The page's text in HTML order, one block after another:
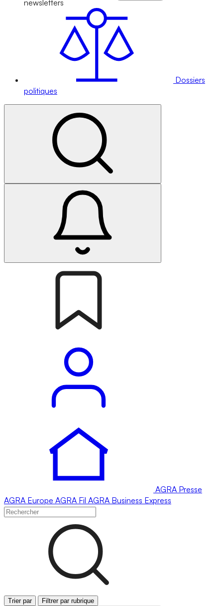
newsletters
Dossiers
politiques
AGRA Presse
AGRA Europe AGRA Fil AGRA Business Express
Trier par Filtrer par rubrique